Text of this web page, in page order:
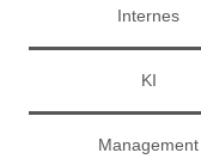
Internes
KI
Management